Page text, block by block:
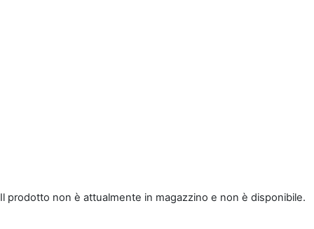
Il prodotto non è attualmente in magazzino e non è disponibile.